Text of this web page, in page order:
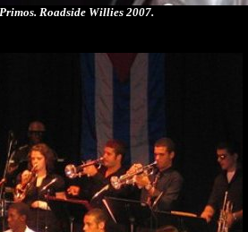
Roadside Willies 2007.